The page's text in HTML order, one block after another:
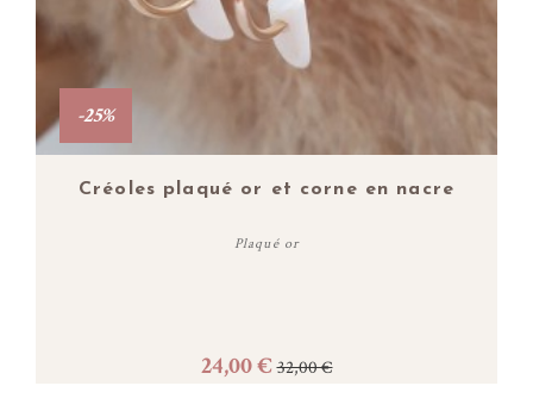
Acheter
-25%
Créoles plaqué or et corne en nacre
Plaqué or
24,00 € 32,00 €